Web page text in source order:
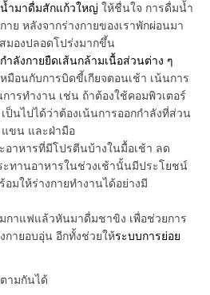
ำมาดื่มสักแก้วใหญ่ ให้ชื่นใจ การดื่มน้ำ
ย หลังจากร่างกายของเราพักผ่อนมา
มองปลอดโปร่งมากขึ้น
ำลังกายยืดเส้นกล้ามเนื้อส่วนต่าง ๆ
มือนกับการบิดขี้เกียจตอนเช้า เน้นการ
ารทำงาน เช่น ถ้าต้องใช้คอมพิวเตอร์
นไปได้ว่าต้องเน้นการออกกำลังที่ส่วน
แขน และฝ่ามือ
อาหารที่มีโปรตีนบ้างในมื้อเช้า ลด
ะทานอาหารในช่วงเช้านั้นมีประโยชน์
อมให้ร่างกายทำงานได้อย่างมี
กาแฟแล้วหันมาดื่มชาขิง เพื่อช่วยการ
กายอบอุ่น อีกทั้งช่วยให้ระบบการย่อย
ามกันได้